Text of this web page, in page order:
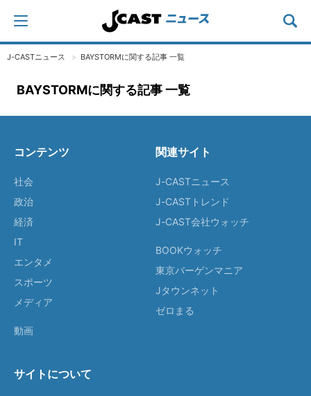
J-CASTニュース BAYSTORMに関する記事 一覧
BAYSTORMに関する記事 一覧
コンテンツ
社会
政治
経済
IT
エンタメ
スポーツ
メディア
動画
関連サイト
J-CASTニュース
J-CASTトレンド
J-CAST会社ウォッチ
BOOKウォッチ
東京バーゲンマニア
Jタウンネット
ゼロまる
サイトについて